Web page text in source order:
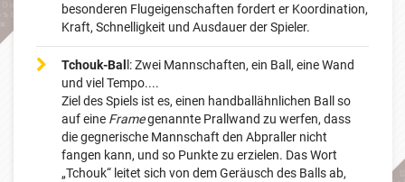
besonderen Flugeigenschaften fordert er Koordination,
Kraft, Schnelligkeit und Ausdauer der Spieler.
Tchouk-Bal l: Zwei Mannschaften, ein Ball, eine Wand
und viel Tempo....
Ziel des Spiels ist es, einen handballähnlichen Ball so
auf eine Framegenannte Prallwand zu werfen, dass
die gegnerische Mannschaft den Abpraller nicht
fangen kann, und so Punkte zu erzielen. Das Wort
„Tchouk“ leitet sich von dem Geräusch des Balls ab,